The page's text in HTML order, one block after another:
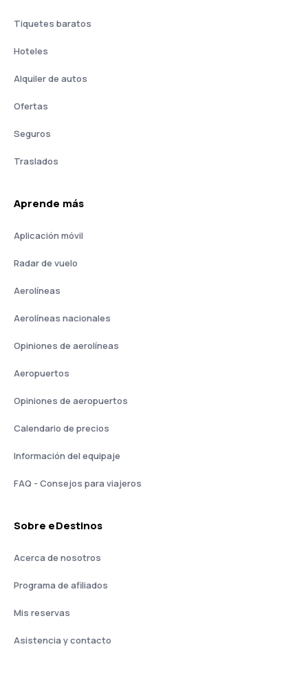
Tiquetes baratos
Hoteles
Alquiler de autos
Ofertas
Seguros
Traslados
Aprende más
Aplicación móvil
Radar de vuelo
Aerolíneas
Aerolíneas nacionales
Opiniones de aerolíneas
Aeropuertos
Opiniones de aeropuertos
Calendario de precios
Información del equipaje
FAQ - Consejos para viajeros
Sobre eDestinos
Acerca de nosotros
Programa de afiliados
Mis reservas
Asistencia y contacto